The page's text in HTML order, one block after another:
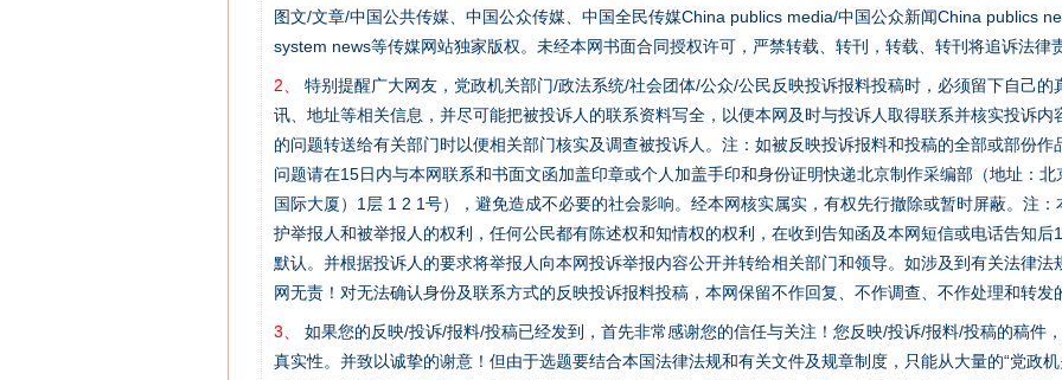
图文/文章/中国公共传媒、中国公众传媒、中国全民传媒China publics media/中国公众新闻China publics
system news等传媒网站独家版权。未经本网书面合同授权许可，严禁转载、转刊，转载、转刊将追诉法律
2、
特别提醒广大网友，党政机关部门/政法系统/社会团体/公众/公民反映投诉报料投稿时，必须留下自己
讯、地址等相关信息，并尽可能把被投诉人的联系资料写全，以便本网及时与投诉人取得联系并核实投诉
的问题转送给有关部门时以便相关部门核实及调查被投诉人。注：如被反映投诉报料和投稿的全部或部份
问题请在15日内与本网联系和书面文函加盖印章或个人加盖手印和身份证明快递北京制作采编部（地址：
国际大厦）1层 1 2 1号），避免造成不必要的社会影响。经本网核实属实，有权先行撤除或暂时屏蔽。注
护举报人和被举报人的权利，任何公民都有陈述权和知情权的权利，在收到告知函及本网短信或电话告知
默认。并根据投诉人的要求将举报人向本网投诉举报内容公开并转给相关部门和领导。如涉及到有关法律
网无责！对无法确认身份及联系方式的反映投诉报料投稿，本网保留不作回复、不作调查、不作处理和转发
3、
如果您的反映/投诉/报料/投稿已经发到，首先非常感谢您的信任与关注！您反映/投诉/报料/投稿的稿件
真实性。并致以诚挚的谢意！但由于选题要结合本国法律法规和有关文件及规章制度，只能从大量的“党政